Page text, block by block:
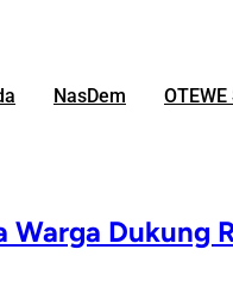
NasDem
Warga Dukung